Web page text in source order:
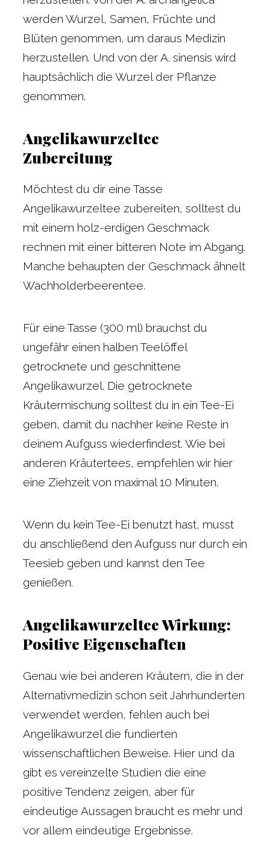
werden Wurzel, Samen, Früchte und
Blüten genommen, um daraus Medizin
herzustellen. Und von der A. sinensis wird
hauptsächlich die Wurzel der Pflanze
genommen.
Angelikawurzeltee
Zubereitung
Möchtest du dir eine Tasse
Angelikawurzeltee zubereiten, solltest du
mit einem holz-erdigen Geschmack
rechnen mit einer bitteren Note im Abgang.
Manche behaupten der Geschmack ähnelt
Wachholderbeerentee.
Für eine Tasse (300 ml) brauchst du
ungefähr einen halben Teelöffel
getrocknete und geschnittene
Angelikawurzel. Die getrocknete
Kräutermischung solltest du in ein Tee-Ei
geben, damit du nachher keine Reste in
deinem Aufguss wiederfindest. Wie bei
anderen Kräutertees, empfehlen wir hier
eine Ziehzeit von maximal 10 Minuten.
Wenn du kein Tee-Ei benutzt hast, musst
du anschließend den Aufguss nur durch ein
Teesieb geben und kannst den Tee
genießen.
Angelikawurzeltee Wirkung:
Positive Eigenschaften
Genau wie bei anderen Kräutern, die in der
Alternativmedizin schon seit Jahrhunderten
verwendet werden, fehlen auch bei
Angelikawurzel die fundierten
wissenschaftlichen Beweise. Hier und da
gibt es vereinzelte Studien die eine
positive Tendenz zeigen, aber für
eindeutige Aussagen braucht es mehr und
vor allem eindeutige Ergebnisse.